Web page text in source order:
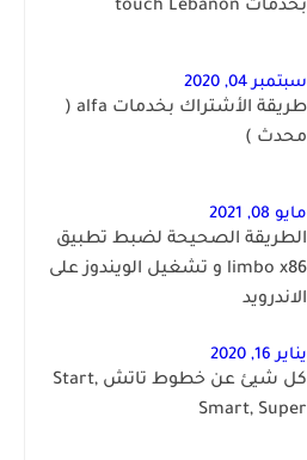
بخدمات touch Lebanon
سبتمبر 04, 2020
طريقة الأشتراك بخدمات alfa (
محدث )
مايو 08, 2021
الطريقة الصحيحة لضبط تطبيق
limbo x86 و تشغيل الويندوز على
الاندرويد
يناير 16, 2020
كل شيئ عن خطوط تاتش Start,
Smart, Super